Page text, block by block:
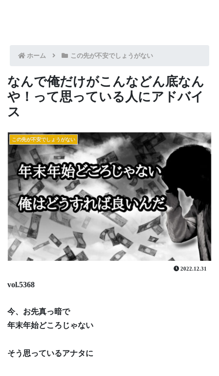
ホーム この先が不安でしょうがない
なんで俺だけがこんなどん底なん
や！って思っている人にアドバイ
ス
この先が不安でしょうがない
2022.12.31
vol.5368
今、お先真っ暗で
年末年始どころじゃない
そう思っているアナタに